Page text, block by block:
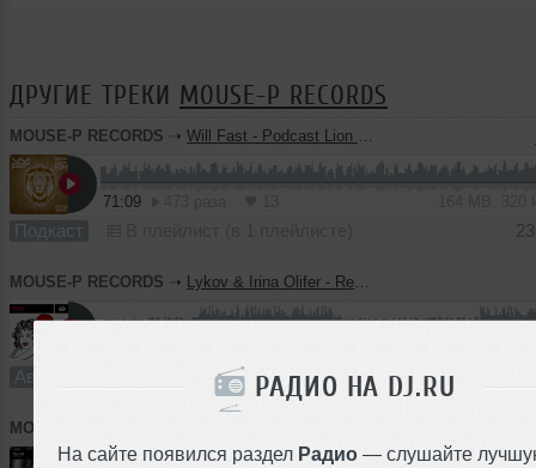
РАДИО НА DJ.RU
На сайте появился раздел Радио — слушайте
ДРУГИЕ ТРЕКИ MOUSE-P RECORDS
MOUSE-P RECORDS ➝ Will Fast - Podcast Lion Music Vol.45 [Stockholm]
71:09
Подкаст
MOUSE-P RECORDS ➝ Lykov & Irina Olifer - Remedy (Radio Edit)
Авторский трек В плейлист
MOUSE-P RECORDS